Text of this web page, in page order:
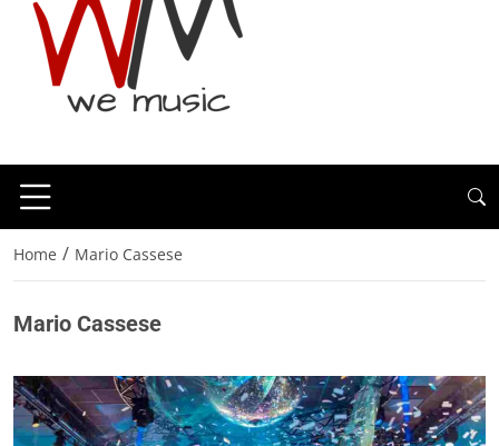
Home / Mario Cassese
Mario Cassese